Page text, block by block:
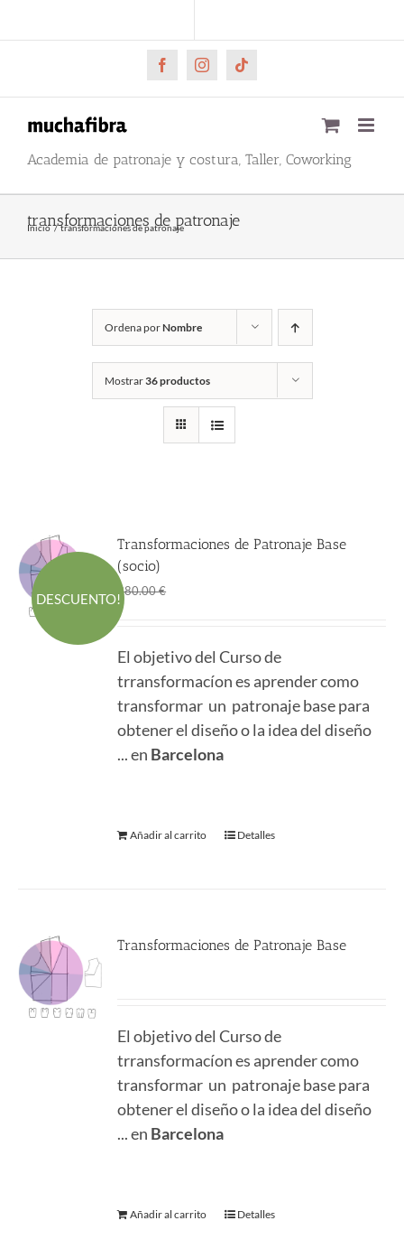
al
FacebookInstagramTiktok
Academia de patronaje y costura, Taller, Coworking
transformaciones de patronaje
Inicio transformaciones de patronaje
Ordena porNombre
Mostrar36 productos
DESCUENTO!
Transformaciones de Patronaje Base
(socio)
380.00€
era:
380.00 €.
es:
298.00 €.
El objetivo del Curso de
trransformacíon es aprender como
transformar un patronaje base para
obtener el diseño o la idea del diseño
... en Barcelona
Añadir al carrito Detalles
Transformaciones de Patronaje Base
El objetivo del Curso de
trransformacíon es aprender como
transformar un patronaje base para
obtener el diseño o la idea del diseño
... en Barcelona
Añadir al carrito Detalles